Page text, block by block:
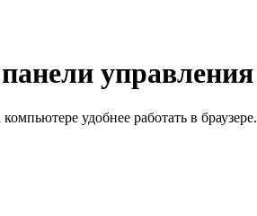
управления
удобнее работать в браузере.